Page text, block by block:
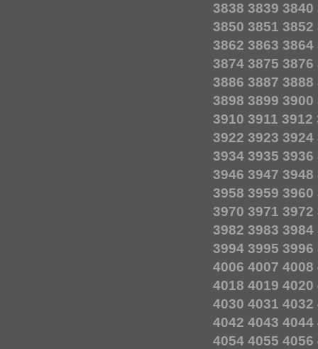
3838 3839 3840
3850 3851 3852
3862 3863 3864
3874 3875 3876
3886 3887 3888
3898 3899 3900
3910 3911 3912
3922 3923 3924
3934 3935 3936
3946 3947 3948
3958 3959 3960
3970 3971 3972
3982 3983 3984
3994 3995 3996
4006 4007 4008
4018 4019 4020
4030 4031 4032
4042 4043 4044
4054 4055 4056